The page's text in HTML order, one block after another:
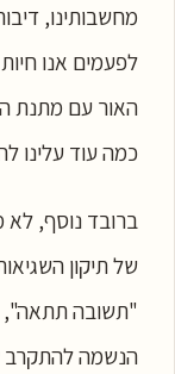
מחשבותינו,
לפעמים אנו
האור עם מתנת
כמה עוד עלינו
ברובד נוסף, לא
של תיקון
"תשובה תתאה",
הנשמה להתקרב